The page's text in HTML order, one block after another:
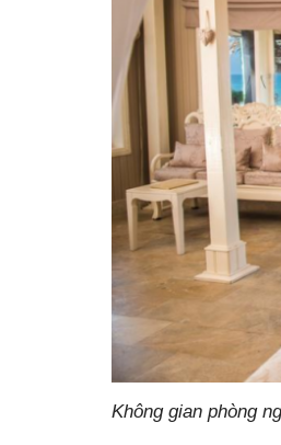
Không gian phòng